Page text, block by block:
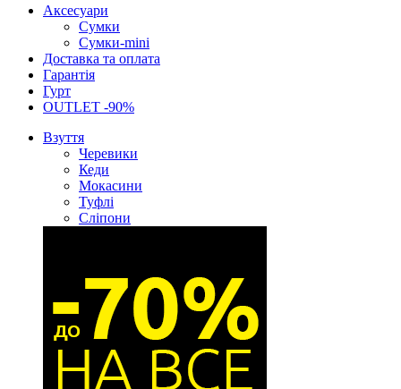
Аксесуари
Сумки
Сумки-mini
Доставка та оплата
Гарантія
Гурт
OUTLET -90%
Взуття
Черевики
Кеди
Мокасини
Туфлі
Сліпони